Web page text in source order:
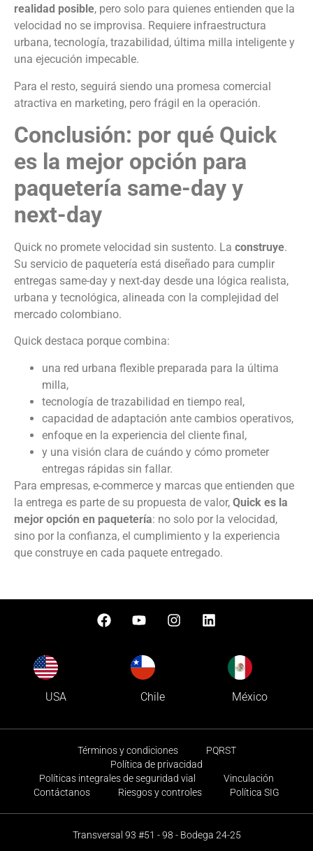
realidad posible, pero solo para quienes entienden que la
velocidad no se improvisa. Requiere infraestructura
urbana, tecnología, trazabilidad, última milla inteligente y
una ejecución impecable.
Para el resto, seguirá siendo una promesa comercial
atractiva en marketing, pero frágil en la operación.
Conclusión: por qué Quick
es la mejor opción para
paquetería same-day y
next-day
Quick no promete velocidad sin sustento. La construye.
Su servicio de paquetería está diseñado para cumplir
entregas same-day y next-day desde una lógica realista,
urbana y tecnológica, alineada con la complejidad del
mercado colombiano.
Quick destaca porque combina:
una red urbana flexible preparada para la última
milla,
tecnología de trazabilidad en tiempo real,
capacidad de adaptación ante cambios operativos,
enfoque en la experiencia del cliente final,
y una visión clara de cuándo y cómo prometer
entregas rápidas sin fallar.
Para empresas, e-commerce y marcas que entienden que
la entrega es parte de su propuesta de valor, Quick es la
mejor opción en paquetería: no solo por la velocidad,
sino por la confianza, el cumplimiento y la experiencia
que construye en cada paquete entregado.
USA Chile México
Términos y condiciones
PQRST
Política de privacidad
Políticas integrales de seguridad vial
Vinculación
Contáctanos
Riesgos y controles Política SIG
Transversal 93 #51 - 98 - Bodega 24-25